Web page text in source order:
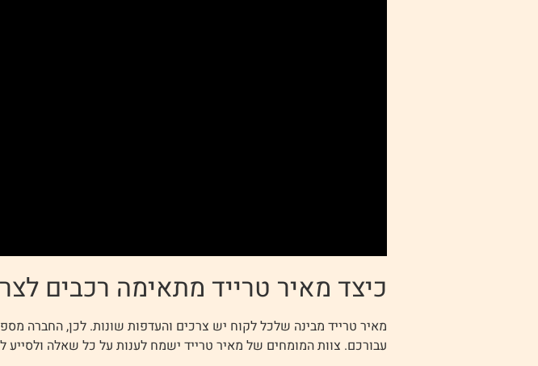
כיצד מאיר טרייד מתאימה רכבים
מאיר טרייד מבינה שלכל לקוח יש צרכים והעדפות שונות. לכן, החברה
עבורכם. צוות המומחים של מאיר טרייד ישמח לענות על כל שאלה ולסייע